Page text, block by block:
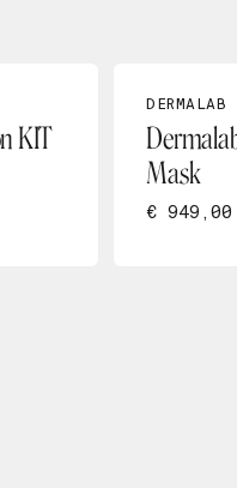
KIT
DERMALAB
Mask
€ 949,00